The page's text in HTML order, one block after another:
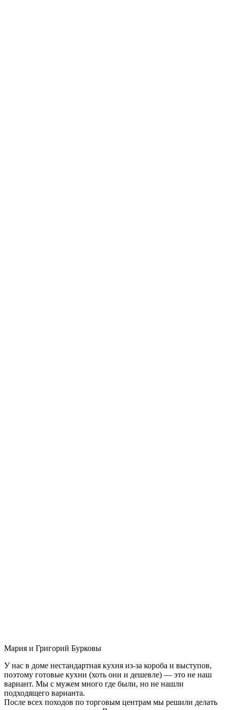
Мария и Григорий Бурковы
У нас в доме нестандартная кухня из-за короба и выступов,
поэтому готовые кухни (хоть они и дешевле) — это не наш
вариант. Мы с мужем много где были, но не нашли
подходящего варианта.
После всех походов по торговым центрам мы решили делать